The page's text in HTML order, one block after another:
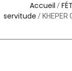
Accueil /
servitude / KHEPER